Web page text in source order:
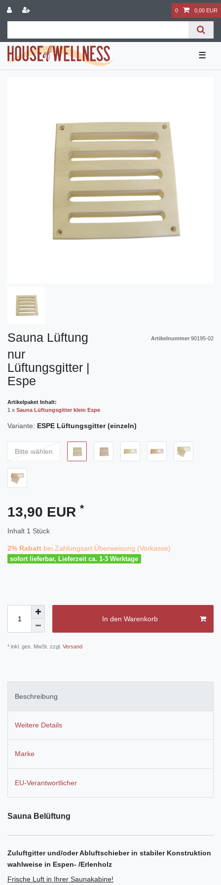
0 0,00 EUR
☰
Sauna Lüftung
nur
Lüftungsgitter |
Espe
Artikelnummer 90195-02
Artikelpaket Inhalt:
1 x Sauna Lüftungsgitter klein Espe
Variante: ESPE Lüftungsgitter (einzeln)
Bitte wählen
13,90 EUR *
Inhalt 1 Stück
2% Rabatt bei Zahlungsart Überweisung (Vorkasse)
sofort lieferbar, Lieferzeit ca. 1-3 Werktage
In den Warenkorb
* inkl. ges. MwSt. zzgl. Versand
Beschreibung
Weitere Details
Marke
EU-Verantwortlicher
Sauna Belüftung
Zuluftgitter und/oder Abluftschieber in stabiler Konstruktion
wahlweise in Espen- /Erlenholz
Frische Luft in Ihrer Saunakabine!